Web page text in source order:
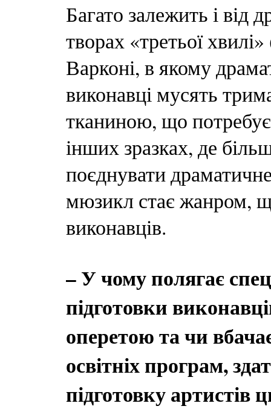
Багато залежить і від
творах «третьої
Варконі, в якому
виконавці мусять
тканиною, що
інших зразках, де
поєднувати
мюзикл стає жанром,
виконавців.
– У чому полягає
підготовки
оперетою та чи
освітніх програм,
підготовку артистів